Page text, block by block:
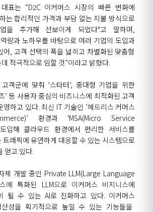
표는 “D2C 이커머스 시장의 빠른 변화에
는 합리적인 가격과 부담 없는 지불 방식으로
업을 추가해 선보이게 되었다"고 말하며,
량과 노하우를 바탕으로 여러 기업의 도입과
어, 고객 선택의 폭을 넓히고 차별화된 맞춤형
적극적으로 임할 것”이라고 밝혔다.
고객군에 맞춰 '스타터’, 중대형 기업을 위한
’ 등 사용자 중심의 비즈니스에 최적화된 고객
영하고 있다. 최신 IT 기술인 ‘헤드리스 커머스
)’ 환경과 'MSA(Micro Service
도입해클라우드 환경에서 편리한 서비스를
트래픽에 유연하게 대응할 수 있는 시스템으로
얻고 있다.
체 개발 중인 Private LLM(Large Language
에 특화된 LLM으로 이커머스 비지니스에
될 수 있는 AI로 진화하고 있다. 이커머스
성을 획기적으로 높일 수 있는 기능들을